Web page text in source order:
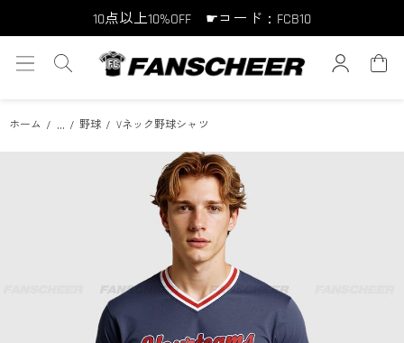
10点以上10%OFF ☛コード：FCB10
15点以上15%OFF ☛コード：FCB15
ホーム ... 野球 Vネック野球シャツ